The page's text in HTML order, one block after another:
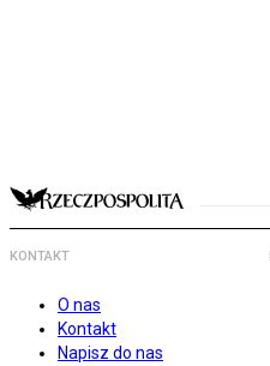
KONTAKT
O nas
Kontakt
Napisz do nas